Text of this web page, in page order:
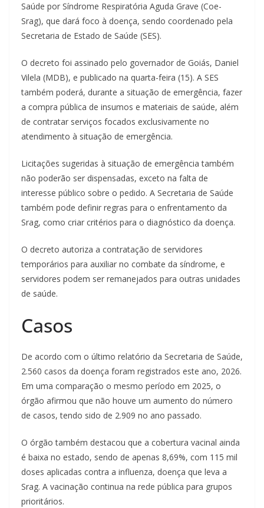
Saúde por Síndrome Respiratória Aguda Grave (Coe-
Srag), que dará foco à doença, sendo coordenado pela
Secretaria de Estado de Saúde (SES).
O decreto foi assinado pelo governador de Goiás, Daniel
Vilela (MDB), e publicado na quarta-feira (15). A SES
também poderá, durante a situação de emergência, fazer
a compra pública de insumos e materiais de saúde, além
de contratar serviços focados exclusivamente no
atendimento à situação de emergência.
Licitações sugeridas à situação de emergência também
não poderão ser dispensadas, exceto na falta de
interesse público sobre o pedido. A Secretaria de Saúde
também pode definir regras para o enfrentamento da
Srag, como criar critérios para o diagnóstico da doença.
O decreto autoriza a contratação de servidores
temporários para auxiliar no combate da síndrome, e
servidores podem ser remanejados para outras unidades
de saúde.
Casos
De acordo com o último relatório da Secretaria de Saúde,
2.560 casos da doença foram registrados este ano, 2026.
Em uma comparação o mesmo período em 2025, o
órgão afirmou que não houve um aumento do número
de casos, tendo sido de 2.909 no ano passado.
O órgão também destacou que a cobertura vacinal ainda
é baixa no estado, sendo de apenas 8,69%, com 115 mil
doses aplicadas contra a influenza, doença que leva a
Srag. A vacinação continua na rede pública para grupos
prioritários.